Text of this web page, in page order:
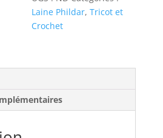
Laine Phildar,Tricot et
Crochet